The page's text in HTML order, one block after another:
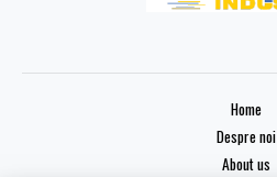
Home
Despre noi
About us